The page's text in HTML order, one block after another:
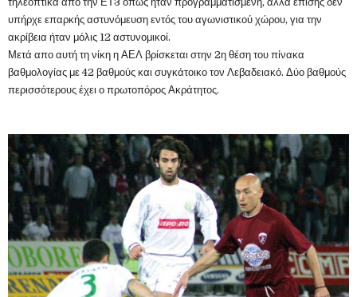
υπήρχε επαρκής αστυνόμευση εντός του αγωνιστικού χώρου, για την
ακρίβεια ήταν μόλις 12 αστυνομικοί.
Μετά απο αυτή τη νίκη η ΑΕΛ βρίσκεται στην 2η θέση του πίνακα
βαθμολογίας με 42 βαθμούς και συγκάτοικο τον Λεβαδειακό. Δύο βαθμούς
περισσότερους έχει ο πρωτοπόρος Ακράτητος.